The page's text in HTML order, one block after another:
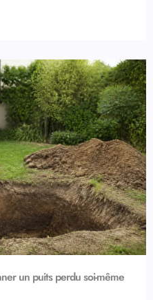
un puits perdu soi-même